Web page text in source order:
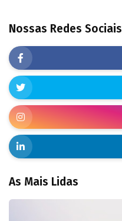
Nossas Redes Sociais
As Mais Lidas